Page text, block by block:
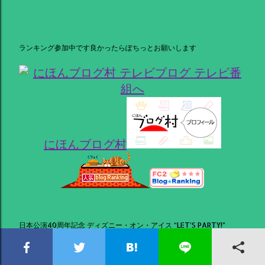
ランキング参加中です良かったらぽちっとお願いします
にほんブログ村
日本公演40周年記念 ディズニー・オン・アイス “LET’S PARTY!”
オープニング40 Party！